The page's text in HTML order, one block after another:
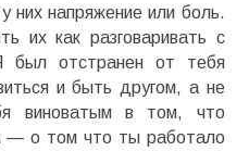
них напряжение или боль.
их как разговаривать с
был отстранен от тебя
и быть другом, а не
виноватым в том, что
— о том что ты работало